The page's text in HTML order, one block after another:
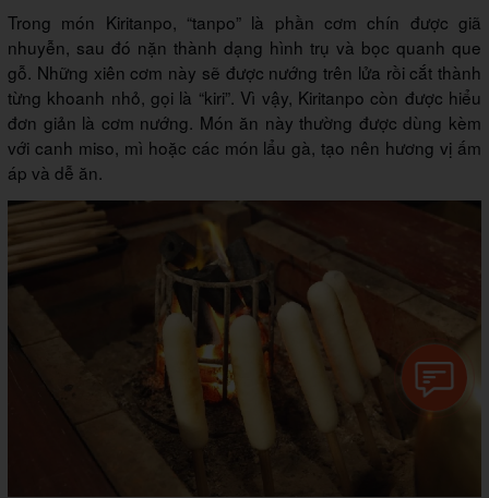
Trong món Kiritanpo, “tanpo” là phần cơm chín được giã
nhuyễn, sau đó nặn thành dạng hình trụ và bọc quanh que
gỗ. Những xiên cơm này sẽ được nướng trên lửa rồi cắt thành
từng khoanh nhỏ, gọi là “kiri”. Vì vậy, Kiritanpo còn được hiểu
đơn giản là cơm nướng. Món ăn này thường được dùng kèm
với canh miso, mì hoặc các món lẩu gà, tạo nên hương vị ấm
áp và dễ ăn.